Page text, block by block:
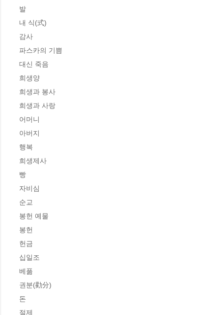
발
내 식(式)
감사
파스카의 기쁨
대신 죽음
희생양
희생과 봉사
희생과 사랑
어머니
아버지
행복
희생제사
빵
자비심
순교
봉헌 예물
봉헌
헌금
십일조
베풂
권분(勸分)
돈
절제